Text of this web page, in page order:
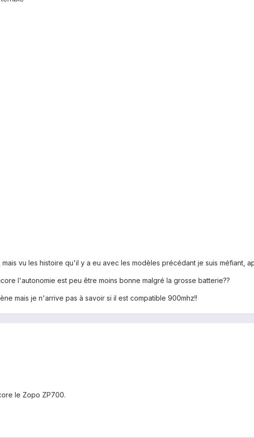
vu les histoire qu'il y a eu avec les modèles précédant je suis méfiant,
l'autonomie est peu être moins bonne malgré la grosse batterie??
mais je n'arrive pas à savoir si il est compatible 900mhz!!
le Zopo ZP700.